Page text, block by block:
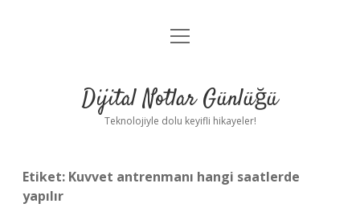
Anasayfa
Yasal Uyarı
menüyü
Dijital Notlar Günlüğü
Teknolojiyle dolu keyifli hikayeler!
Etiket: Kuvvet antrenmanı hangi saatlerde
yapılır